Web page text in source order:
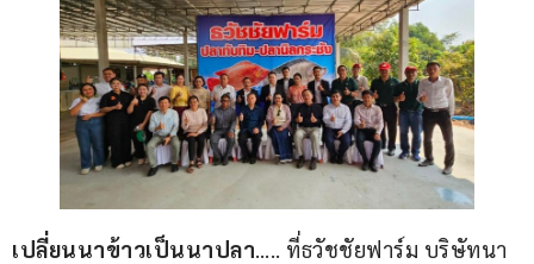
เปลี่ยนนาข้าวเป็นนาปลา….. ที่ธวัชชัยฟาร์ม บริษัทนา